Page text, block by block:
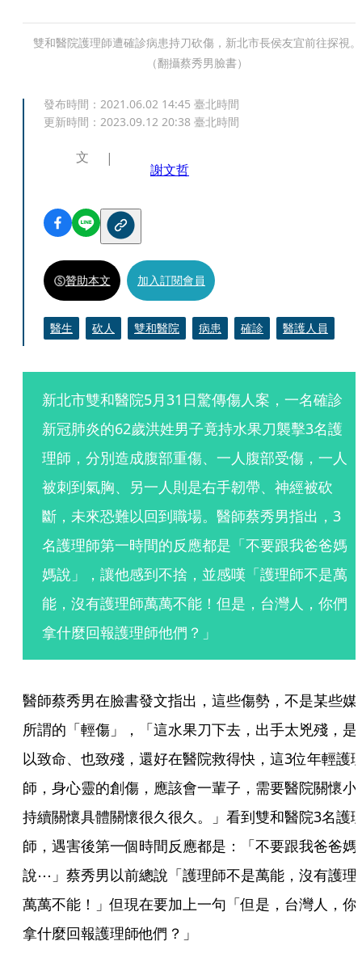
雙和醫院護理師遭確診病患持刀砍傷，新北市長侯友宜前往探視。
（翻攝蔡秀男臉書）
發布時間： 2021.06.02 14:45 臺北時間
更新時間： 2023.09.12 20:38 臺北時間
文
謝文哲
贊助本文 加入訂閱會員
醫生 砍人 雙和醫院 病患 確診 醫護人員
新北市雙和醫院5月31日驚傳傷人案，一名確診
新冠肺炎的62歲洪姓男子竟持水果刀襲擊3名護
理師，分別造成腹部重傷、一人腹部受傷，一人
被刺到氣胸、另一人則是右手韌帶、神經被砍
斷，未來恐難以回到職場。醫師蔡秀男指出，3
名護理師第一時間的反應都是「不要跟我爸爸媽
媽說」，讓他感到不捨，並感嘆「護理師不是萬
能，沒有護理師萬萬不能！但是，台灣人，你們
拿什麼回報護理師他們？」
醫師蔡秀男在臉書發文指出，這些傷勢，不是某些媒
所謂的「輕傷」，「這水果刀下去，出手太兇殘，是
以致命、也致殘，還好在醫院救得快，這3位年輕護
師，身心靈的創傷，應該會一輩子，需要醫院關懷小
持續關懷具體關懷很久很久。」看到雙和醫院3名護
師，遇害後第一個時間反應都是：「不要跟我爸爸媽
說⋯」蔡秀男以前總說「護理師不是萬能，沒有護理
萬萬不能！」但現在要加上一句「但是，台灣人，你
拿什麼回報護理師他們？」